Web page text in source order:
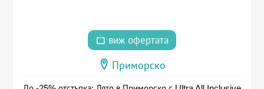
виж офертата
Приморско